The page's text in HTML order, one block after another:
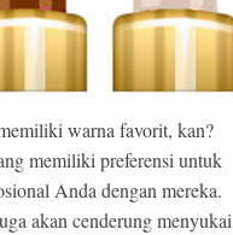
warna favorit, kan?
memiliki preferensi untuk
Anda dengan mereka.
akan cenderung menyukai